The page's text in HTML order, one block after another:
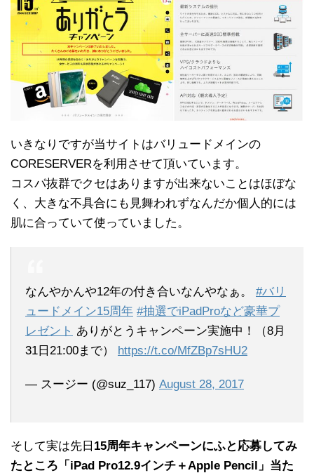
いきなりですが当サイトはバリュードメインの
CORESERVERを利用させて頂いています。
コスパ抜群でクセはありますが出来ないことはほぼな
く、大きな不具合にも見舞われずなんだか個人的には
肌に合っていて使っていました。
なんやかんや12年の付き合いなんやなぁ。 #バリ
ュードメイン15周年 #抽選でiPadProなど豪華プ
レゼント ありがとうキャンペーン実施中！（8月
31日21:00まで） https://t.co/MfZBp7sHU2
— スージー (@suz_117) August 28, 2017
そして実は先日 15周年キャンペーンにふと応募してみ
たところ「iPad Pro12.9インチ＋Apple Pencil」当た